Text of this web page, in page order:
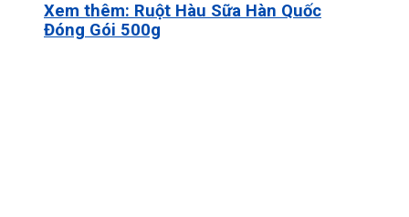
Xem thêm: Ruột Hàu Sữa Hàn Quốc
Đóng Gói 500g